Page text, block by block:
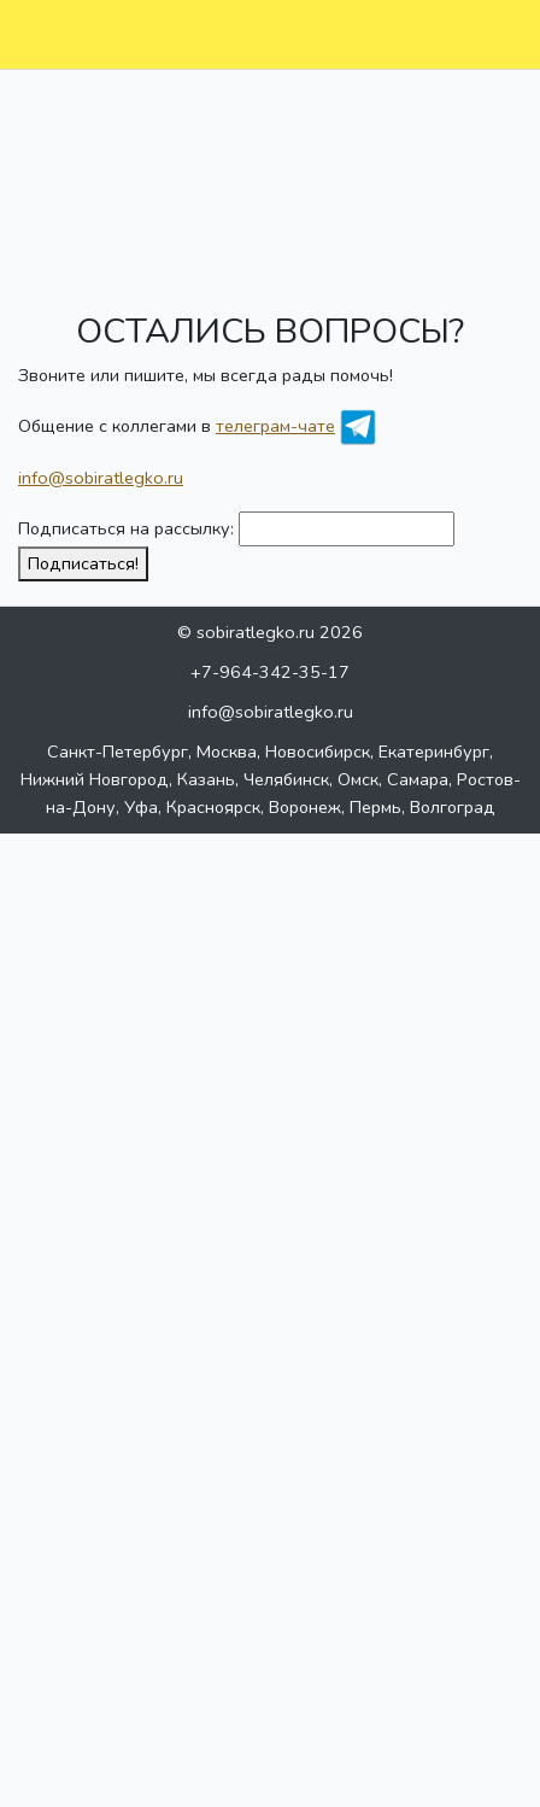
ОСТАЛИСЬ ВОПРОСЫ?
Звоните или пишите, мы всегда рады помочь!
Общение с коллегами в телеграм-чате
info@sobiratlegko.ru
Подписаться на рассылку:
Подписаться!
© sobiratlegko.ru 2026
+7-964-342-35-17
info@sobiratlegko.ru
Санкт-Петербург, Москва, Новосибирск, Екатеринбург,
Нижний Новгород, Казань, Челябинск, Омск, Самара, Ростов-
на-Дону, Уфа, Красноярск, Воронеж, Пермь, Волгоград